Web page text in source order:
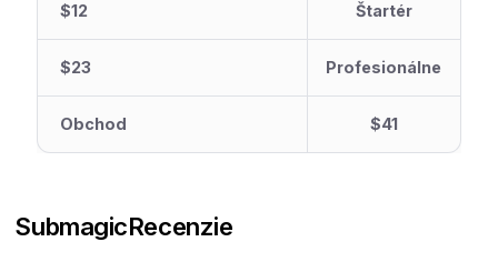
$12 Štartér
$23 Profesionálne
Obchod $41
SubmagicRecenzie